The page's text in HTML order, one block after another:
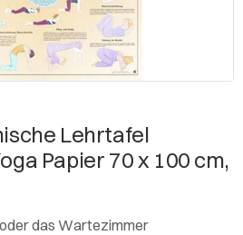
Lehrtafel
Papier 70 x 100 cm,
das Wartezimmer